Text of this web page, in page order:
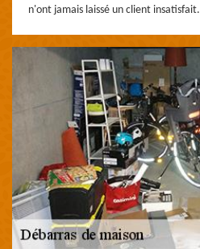
n'ont jamais laissé un client insatisfait.